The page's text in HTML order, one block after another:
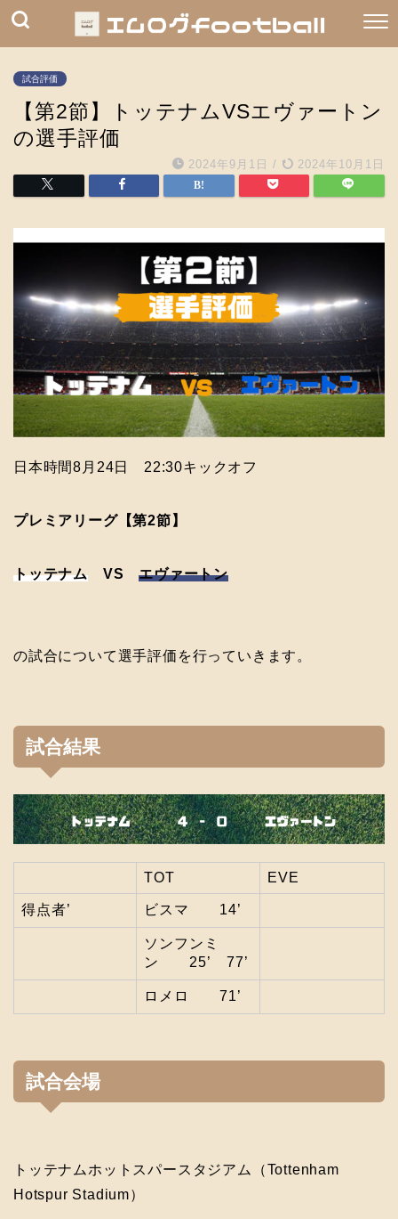
試合評価
【第2節】トッテナムVSエヴァートン
の選手評価
2024年9月1日 / 2024年10月1日
日本時間8月24日 22:30キックオフ
プレミアリーグ【第2節】
トッテナム VSエヴァートン
の試合について選手評価を行っていきます。
試合結果
TOT EVE
得点者’ ビスマ 14’
ソンフンミ
ン 25’ 77’
ロメロ 71’
試合会場
トッテナムホットスパースタジアム（Tottenham
Hotspur Stadium）